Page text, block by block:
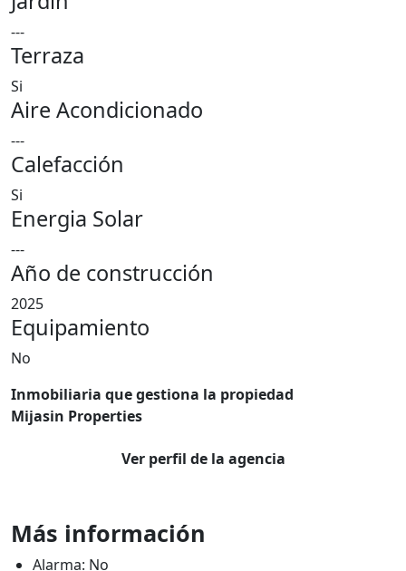
---
Terraza
Si
Aire Acondicionado
---
Calefacción
Si
Energia Solar
---
Año de construcción
2025
Equipamiento
No
Inmobiliaria que gestiona la propiedad
Mijasin Properties
Ver perfil de la agencia
Más información
Alarma: No